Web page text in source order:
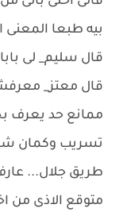
بيه طبعا المعنى
قال سليم_ لى
قال معتز_
ممانع حد
تسريب وكمان
طريق جلال...
متوقع الاذى من